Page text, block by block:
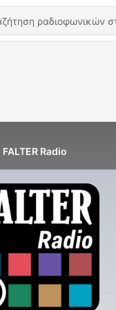
FALTER Radio